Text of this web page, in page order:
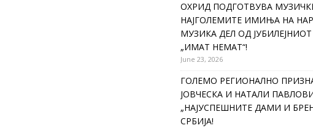
ОХРИД ПОДГОТВУВА
НАЈГОЛЕМИТЕ ИМИЊА НА
МУЗИКА ДЕЛ ОД
„ИМАТ НЕМАТ“!
June 23, 2026
ГОЛЕМО РЕГИОНАЛНО
ЈОВЧЕСКА И НАТАЛИ
„НАЈУСПЕШНИТЕ ДАМИ И
СРБИЈА!